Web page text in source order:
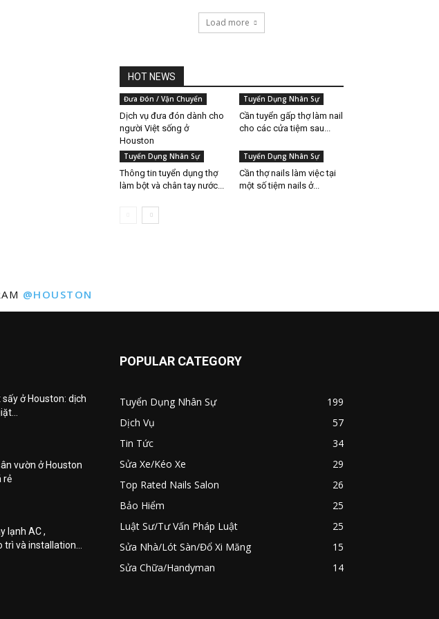
Load more
HOT NEWS
Đưa Đón / Vận Chuyển
Dịch vụ đưa đón dành cho
người Việt sống ở
Houston
Tuyển Dụng Nhân Sự
Cần tuyển gấp thợ làm nail
cho các cửa tiệm sau...
Tuyển Dụng Nhân Sự
Thông tin tuyển dụng thợ
làm bột và chân tay nước...
Tuyển Dụng Nhân Sự
Cần thợ nails làm việc tại
một số tiệm nails ở...
@HOUSTON
ở Houston: dịch
vườn ở Houston
rẻ
lạnh AC ,
và installation...
POPULAR CATEGORY
Tuyển Dụng Nhân Sự
199
Dịch Vụ
57
Tin Tức
34
Sửa Xe/Kéo Xe
29
Top Rated Nails Salon
26
Bảo Hiểm
25
Luật Sư/Tư Vấn Pháp Luật
25
Sửa Nhà/Lót Sàn/Đổ Xi Măng
15
Sửa Chữa/Handyman
14